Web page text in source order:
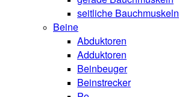
seitliche Bauchmuskeln
Beine
Abduktoren
Adduktoren
Beinbeuger
Beinstrecker